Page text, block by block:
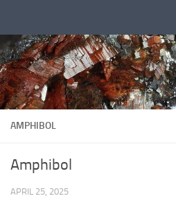
AMPHIBOL
Amphibol
APRIL 25, 2025